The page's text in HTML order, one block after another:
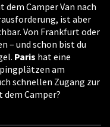
Camper Van nach
ist aber
Von Frankfurt oder
– und schon bist du
Paris hat eine
am
schnellen Zugang zur
dem Camper?